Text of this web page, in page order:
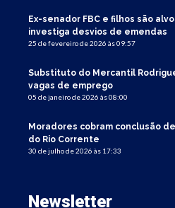
Ex-senador FBC e filhos são
investiga desvios de emendas
25 de fevereiro de 2026 às 09:57
Substituto do Mercantil
vagas de emprego
05 de janeiro de 2026 às 08:00
Moradores cobram conclusão
do Rio Corrente
30 de julho de 2026 às 17:33
Newsletter